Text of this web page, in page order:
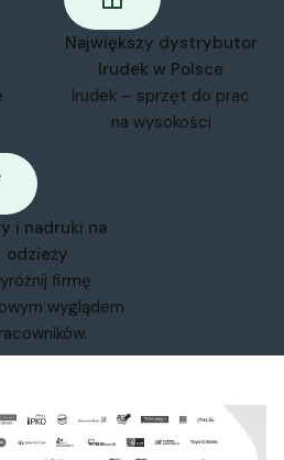
Największy dystrybutor
Irudek w Polsce
Irudek – sprzęt do prac
na wysokości
i nadruki na
odzieży
firmę
wyglądem